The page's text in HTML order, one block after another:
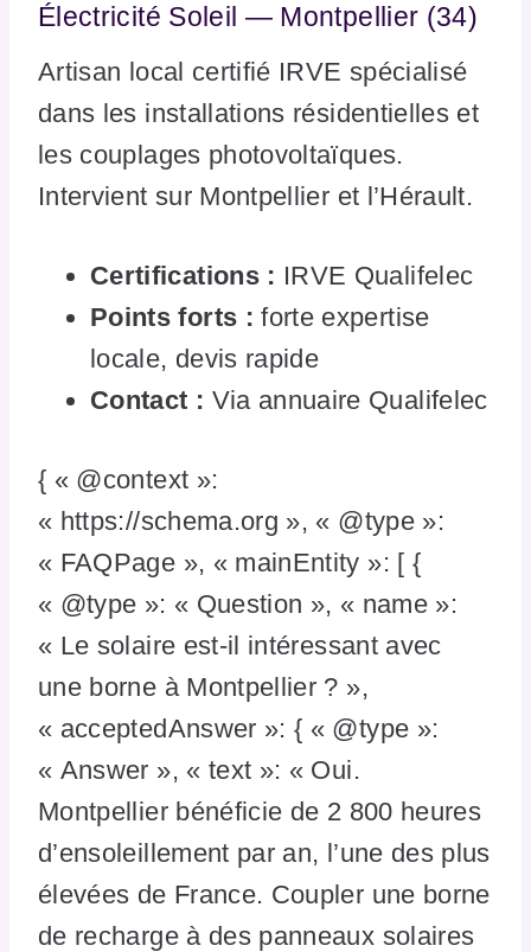
Électricité Soleil — Montpellier (34)
Artisan local certifié IRVE spécialisé
dans les installations résidentielles et
les couplages photovoltaïques.
Intervient sur Montpellier et l’Hérault.
Certifications : IRVE Qualifelec
Points forts : forte expertise
locale, devis rapide
Contact : Via annuaire Qualifelec
{ « @context »:
« https://schema.org », « @type »:
« FAQPage », « mainEntity »: [ {
« @type »: « Question », « name »:
« Le solaire est-il intéressant avec
une borne à Montpellier ? »,
« acceptedAnswer »: { « @type »:
« Answer », « text »: « Oui.
Montpellier bénéficie de 2 800 heures
d’ensoleillement par an, l’une des plus
élevées de France. Coupler une borne
de recharge à des panneaux solaires